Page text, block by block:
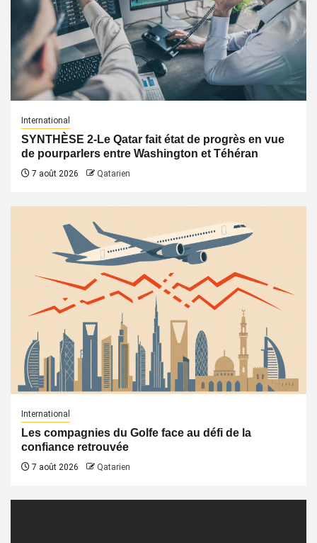
International
SYNTHÈSE 2-Le Qatar fait état de progrès en vue
de pourparlers entre Washington et Téhéran
7 août 2026 Qatarien
International
Les compagnies du Golfe face au défi de la
confiance retrouvée
7 août 2026 Qatarien